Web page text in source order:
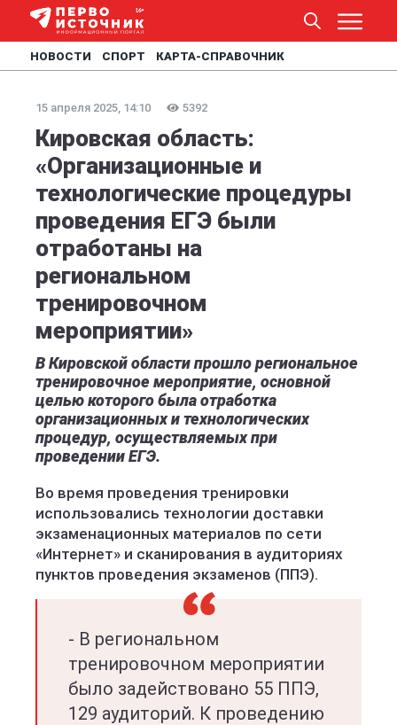
НОВОСТИ СПОРТ КАРТА-СПРАВОЧНИК
15 апреля 2025, 14:10 5392
Кировская область:
«Организационные и
технологические процедуры
проведения ЕГЭ были
отработаны на
региональном
тренировочном
мероприятии»
В Кировской области прошло региональное
тренировочное мероприятие, основной
целью которого была отработка
организационных и технологических
процедур, осуществляемых при
проведении ЕГЭ.
Во время проведения тренировки
использовались технологии доставки
экзаменационных материалов по сети
«Интернет» и сканирования в аудиториях
пунктов проведения экзаменов (ППЭ).
- В региональном
тренировочном мероприятии
было задействовано 55 ППЭ,
129 аудиторий. К проведению